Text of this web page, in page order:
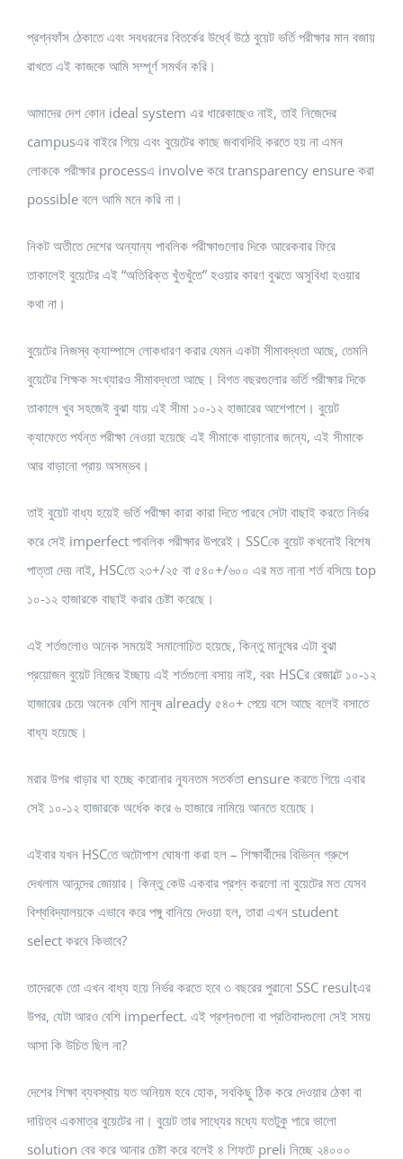
প্রশ্নফাঁস ঠেকাতে এবং সবধরনের বিতর্কের উর্ধ্বে উঠে বুয়েট ভর্তি পরীক্ষার মান বজায়
রাখতে এই কাজকে আমি সম্পূর্ণ সমর্থন করি।
আমাদের দেশ কোন ideal system এর ধারেকাছেও নাই, তাই নিজেদের
campusএর বাইরে গিয়ে এবং বুয়েটের কাছে জবাবদিহি করতে হয় না এমন
লোককে পরীক্ষার processএ involve করে transparency ensure করা
possible বলে আমি মনে করি না।
নিকট অতীতে দেশের অন্যান্য পাবলিক পরীক্ষাগুলোর দিকে আরেকবার ফিরে
তাকালেই বুয়েটের এই “অতিরিক্ত খুঁতখুঁতে” হওয়ার কারণ বুঝতে অসুবিধা হওয়ার
কথা না।
বুয়েটের নিজস্ব ক্যাম্পাসে লোকধারণ করার যেমন একটা সীমাবদ্ধতা আছে, তেমনি
বুয়েটের শিক্ষক সংখ্যারও সীমাবদ্ধতা আছে। বিগত বছরগুলোর ভর্তি পরীক্ষার দিকে
তাকালে খুব সহজেই বুঝা যায় এই সীমা ১০-১২ হাজারের আশেপাশে। বুয়েট
ক্যাফেতে পর্যন্ত পরীক্ষা নেওয়া হয়েছে এই সীমাকে বাড়ানোর জন্যে, এই সীমাকে
আর বাড়ানো প্রায় অসম্ভব।
তাই বুয়েট বাধ্য হয়েই ভর্তি পরীক্ষা কারা কারা দিতে পারবে সেটা বাছাই করতে নির্ভর
করে সেই imperfect পাবলিক পরীক্ষার উপরেই। SSCকে বুয়েট কখনোই বিশেষ
পাত্তা দেয় নাই, HSCতে ২৩+/২৫ বা ৫৪০+/৬০০ এর মত নানা শর্ত বসিয়ে top
১০-১২ হাজারকে বাছাই করার চেষ্টা করেছে।
এই শর্তগুলোও অনেক সময়েই সমালোচিত হয়েছে, কিন্তু মানুষের এটা বুঝা
প্রয়োজন বুয়েট নিজের ইচ্ছায় এই শর্তগুলো বসায় নাই, বরং HSCর রেজাল্টে ১০-১২
হাজারের চেয়ে অনেক বেশি মানুষ already ৫৪০+ পেয়ে বসে আছে বলেই বসাতে
বাধ্য হয়েছে।
মরার উপর খাড়ার ঘা হচ্ছে করোনার ন্যূনতম সতর্কতা ensure করতে গিয়ে এবার
সেই ১০-১২ হাজারকে অর্ধেক করে ৬ হাজারে নামিয়ে আনতে হয়েছে।
এইবার যখন HSCতে অটোপাশ ঘোষণা করা হল – শিক্ষার্থীদের বিভিন্ন গ্রুপে
দেখলাম আনন্দের জোয়ার। কিন্তু কেউ একবার প্রশ্ন করলো না বুয়েটের মত যেসব
বিশ্ববিদ্যালয়কে এভাবে করে পঙ্গু বানিয়ে দেওয়া হল, তারা এখন student
select করবে কিভাবে?
তাদেরকে তো এখন বাধ্য হয়ে নির্ভর করতে হবে ৩ বছরের পুরানো SSC resultএর
উপর, যেটা আরও বেশি imperfect. এই প্রশ্নগুলো বা প্রতিবাদগুলো সেই সময়
আসা কি উচিত ছিল না?
দেশের শিক্ষা ব্যবস্থায় যত অনিয়ম হবে হোক, সবকিছু ঠিক করে দেওয়ার ঠেকা বা
দায়িত্ব একমাত্র বুয়েটের না। বুয়েট তার সাধ্যের মধ্যে যতটুকু পারে ভালো
solution বের করে আনার চেষ্টা করে বলেই ৪ শিফটে preli নিচ্ছে ২৪০০০